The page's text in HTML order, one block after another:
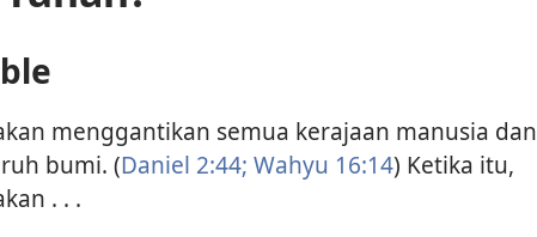
menggantikan semua kerajaan manusia dan
bumi. (Daniel 2:44; Wahyu 16:14) Ketika itu,
. . .